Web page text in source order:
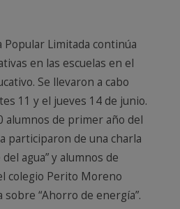
Popular Limitada continúa
en las escuelas en el
Se llevaron a cabo
11 y el jueves 14 de junio.
alumnos de primer año del
participaron de una charla
agua” y alumnos de
colegio Perito Moreno
“Ahorro de energía”.